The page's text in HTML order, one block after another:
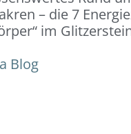
– die 7
im
Blog